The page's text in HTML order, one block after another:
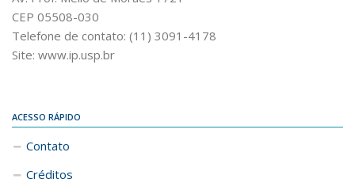
CEP 05508-030
Telefone de contato: (11) 3091-4178
Site: www.ip.usp.br
ACESSO RÁPIDO
Contato
Créditos